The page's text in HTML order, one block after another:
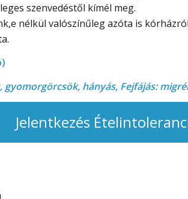
szenvedéstől kímél meg.
nélkül valószínűleg azóta is
gyomorgörcsök, hányás, Fejfájás:
Jelentkezés